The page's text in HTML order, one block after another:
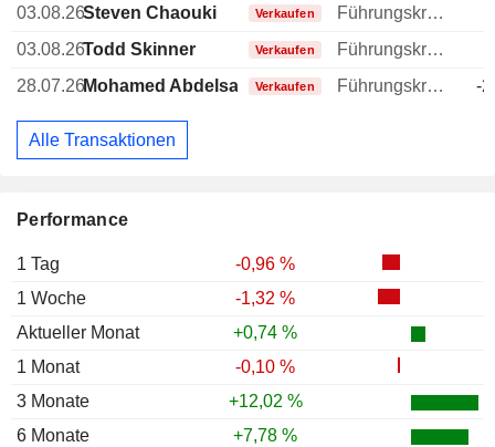
Performance
1 Tag
-0,96 %
1 Woche
-1,32 %
Aktueller Monat
+0,74 %
1 Monat
-0,10 %
3 Monate
+12,02 %
6 Monate
+7,78 %
03.08.26Steven Chaouki Verkaufen Führungskraft / leitender Angestellter
03.08.26Todd Skinner Verkaufen
Führungskraft / leitender Angestellter
28.07.26Mohamed AbdelsadekVerkaufen Führungskraft / leitender Angestellter -
Alle Transaktionen